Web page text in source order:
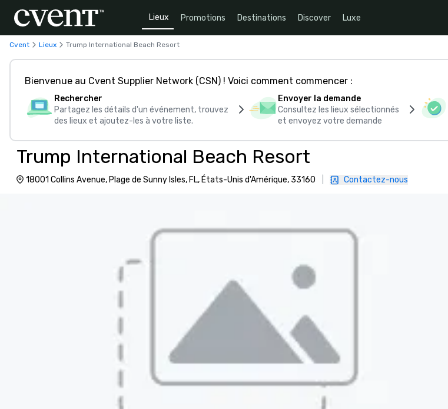
Lieux Promotions Destinations Discover Luxe
Cvent Lieux Trump International Beach Resort
Bienvenue au Cvent Supplier Network (CSN) ! Voici comment commencer :
Rechercher
Partagez les détails d'un événement, trouvez
des lieux et ajoutez-les à votre liste.
Envoyer la demande
Consultez les lieux sélectionnés
et envoyez votre demande
Trump International Beach Resort
18001 Collins Avenue, Plage de Sunny Isles, FL, États-Unis d'Amérique, 33160 Contactez-nous